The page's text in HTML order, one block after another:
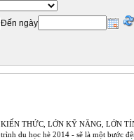
Đến ngày
THỨC, LỚN KỸ NĂNG, LỚN
du học hè 2014 - sẽ là một bước